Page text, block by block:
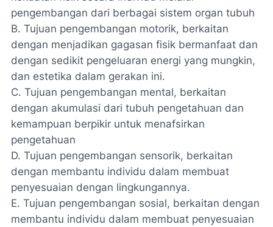
pengembangan dari berbagai sistem organ tubuh
B. Tujuan pengembangan motorik, berkaitan
dengan menjadikan gagasan fisik bermanfaat dan
dengan sedikit pengeluaran energi yang mungkin,
dan estetika dalam gerakan ini.
C. Tujuan pengembangan mental, berkaitan
dengan akumulasi dari tubuh pengetahuan dan
kemampuan berpikir untuk menafsirkan
pengetahuan
D. Tujuan pengembangan sensorik, berkaitan
dengan membantu individu dalam membuat
penyesuaian dengan lingkungannya.
E. Tujuan pengembangan sosial, berkaitan dengan
membantu individu dalam membuat penyesuaian